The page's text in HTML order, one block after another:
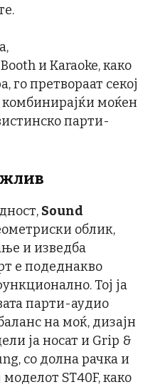
и Karaoke, како
го претвораат секој
моќен
парти-
Sound
облик,
и изведба
е подеднакво
Тој ја
парти-аудио
на моќ, дизајн
ја носат и Grip &
со долна рачка и
ST40F, како